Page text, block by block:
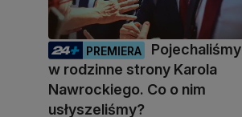
PREMIERA
Pojechaliśmy
w rodzinne strony Karola
Nawrockiego. Co o nim
usłyszeliśmy?